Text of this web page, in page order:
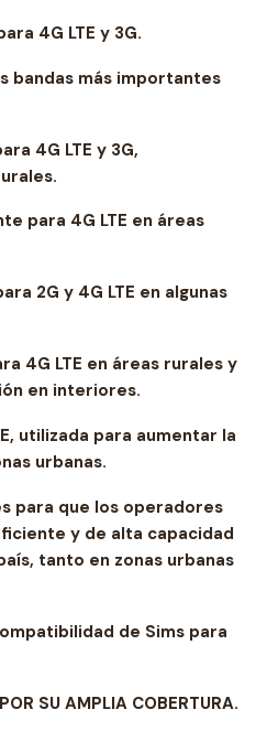
4G LTE y 3G.
bandas más importantes
4G LTE y 3G,
para 4G LTE en áreas
2G y 4G LTE en algunas
4G LTE en áreas rurales y
en interiores.
utilizada para aumentar la
urbanas.
para que los operadores
y de alta capacidad
tanto en zonas urbanas
de Sims para
SU AMPLIA COBERTURA.